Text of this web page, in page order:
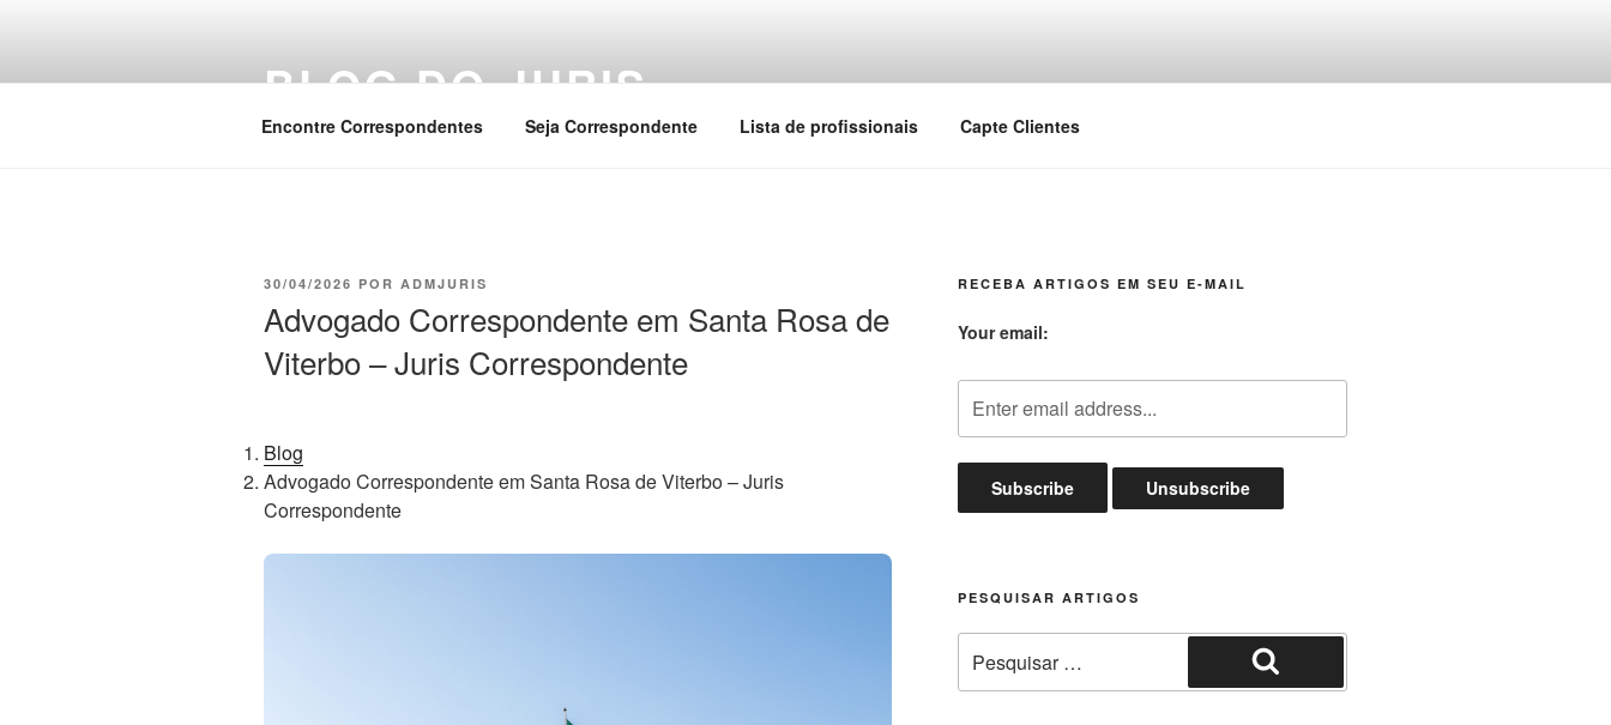
BLOG DO JURIS
Encontre Correspondentes Seja Correspondente Lista de profissionais Capte Clientes
PUBLICADO
30/04/2026 POR ADMJURIS
Advogado Correspondente em Santa Rosa de
Viterbo – Juris Correspondente
Blog
Advogado Correspondente em Santa Rosa de Viterbo – Juris
Correspondente
RECEBA ARTIGOS EM SEU E-MAIL
Your email:
PESQUISAR ARTIGOS
por:
Pesquisar